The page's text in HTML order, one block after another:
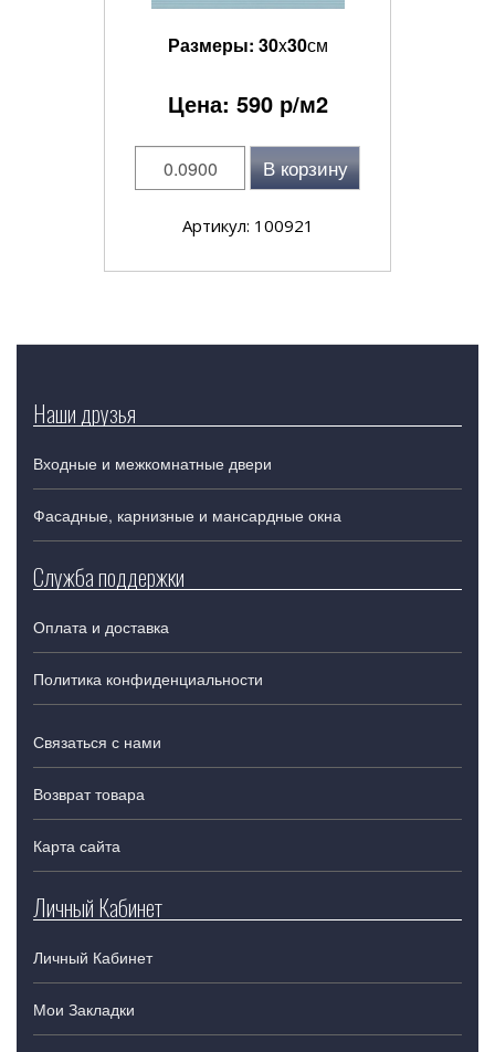
Размеры: 30x30см
Цена: 590р/м2
В корзину
Артикул: 100921
Наши друзья
Входные и межкомнатные двери
Фасадные, карнизные и мансардные окна
Служба поддержки
Оплата и доставка
Политика конфиденциальности
Связаться с нами
Возврат товара
Карта сайта
Личный Кабинет
Личный Кабинет
Мои Закладки